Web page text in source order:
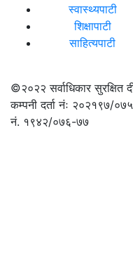
स्वास्थ्यपाटी
शिक्षापाटी
साहित्यपाटी
©२०२२सर्वाधिकार सुरक्षित
कम्पनी दर्ता नंः २०२१९७/
नं. १९४२/०७६-७७